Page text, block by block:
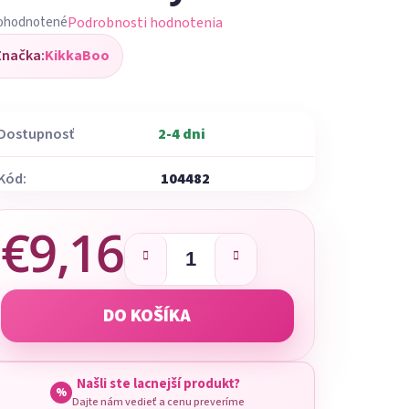
Podrobnosti hodnotenia
KikkaBoo
2-4 dni
104482
€9,16
Jednotková cena:
DO KOŠÍKA
% Našli ste lacnejší produkt?
Dajte nám vedieť a cenu preveríme